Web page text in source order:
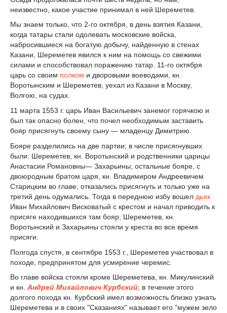
неизвестно, какое участие принимал в ней Шереметев.
Мы знаем только, что 2-го октября, в день взятия Казани,
когда татары стали одолевать московские войска,
набросившиеся на богатую добычу, найденную в стенах
Казани, Шереметев явился к ним на помощь со свежими
силами и способствовал поражению татар. 11-го октября
царь со своим полком и дворовыми воеводами, кн.
Воротынским и Шереметев, уехал из Казани в Москву,
Волгою, на судах.
11 марта 1553 г. царь Иван Васильевич занемог горячкою и
был так опасно болен, что почел необходимым заставить
бояр присягнуть своему сыну — младенцу Димитрию.
Бояре разделились на две партии; в числе присягнувших
были: Шереметев, кн. Воротынский и родственники царицы
Анастасии Романовны— Захарьины; остальные бояре, с
двоюродным братом царя, кн. Владимиром Андреевичем
Старицким во главе, отказались присягнуть и только уже на
третий день одумались. Тогда в переднюю избу вошел дьяк
Иван Михайлович Висковатый с крестом и начал приводить к
присяге находившихся там бояр; Шереметев, кн.
Воротынский и Захарьины стояли у креста во все время
присяги.
Полгода спустя, в сентябре 1553 г., Шереметев участвовал в
походе, предпринятом для усмирение черемис.
Во главе войска стояли кроме Шереметева, кн. Микулинский
и кн. Андрей Михайлович Курбский; в течение этого
долгого похода кн. Курбский имел возможность близко узнать
Шереметева и в своих "Сказаниях" называет его "мужем зело